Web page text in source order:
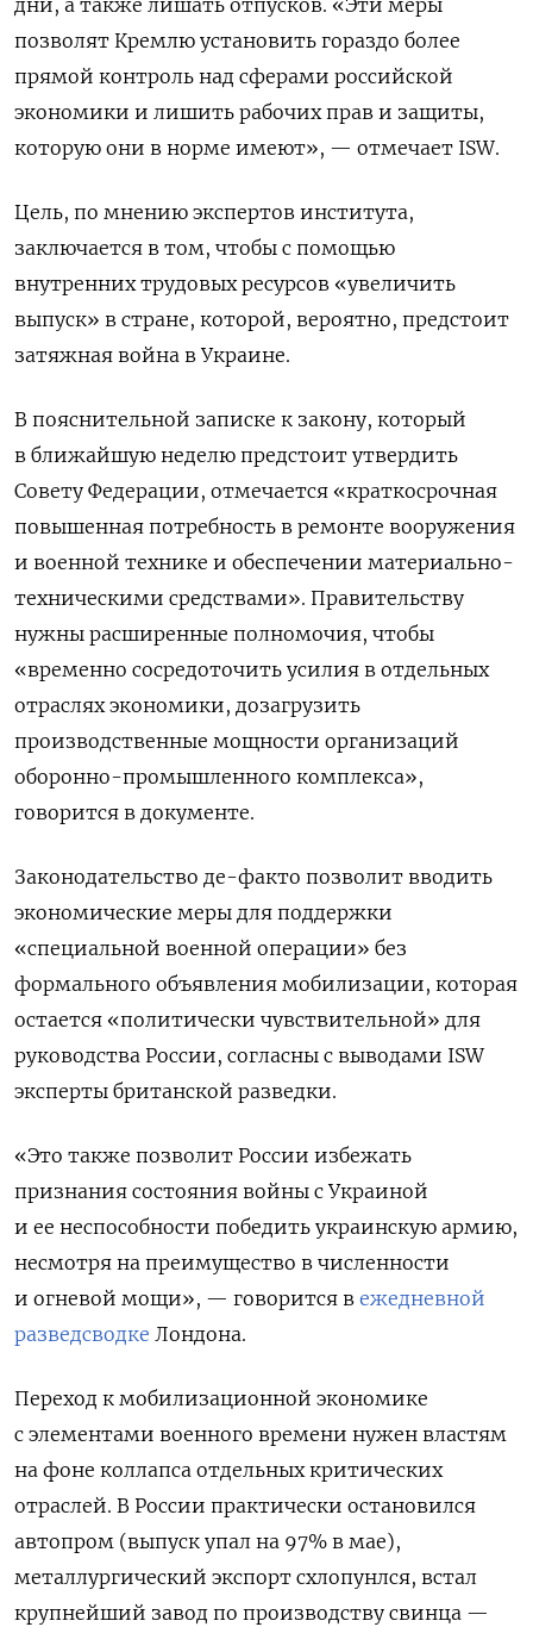
дни, а также лишать отпусков. «Эти меры
позволят Кремлю установить гораздо более
прямой контроль над сферами российской
экономики и лишить рабочих прав и защиты,
которую они в норме имеют», — отмечает ISW.
Цель, по мнению экспертов института,
заключается в том, чтобы с помощью
внутренних трудовых ресурсов «увеличить
выпуск» в стране, которой, вероятно, предстоит
затяжная война в Украине.
В пояснительной записке к закону, который
в ближайшую неделю предстоит утвердить
Совету Федерации, отмечается «краткосрочная
повышенная потребность в ремонте вооружения
и военной технике и обеспечении материально-
техническими средствами». Правительству
нужны расширенные полномочия, чтобы
«временно сосредоточить усилия в отдельных
отраслях экономики, дозагрузить
производственные мощности организаций
оборонно-промышленного комплекса»,
говорится в документе.
Законодательство де-факто позволит вводить
экономические меры для поддержки
«специальной военной операции» без
формального объявления мобилизации, которая
остается «политически чувствительной» для
руководства России, согласны с выводами ISW
эксперты британской разведки.
«Это также позволит России избежать
признания состояния войны с Украиной
и ее неспособности победить украинскую армию,
несмотря на преимущество в численности
и огневой мощи», — говорится в ежедневной
разведсводке Лондона.
Переход к мобилизационной экономике
с элементами военного времени нужен властям
на фоне коллапса отдельных критических
отраслей. В России практически остановился
автопром (выпуск упал на 97% в мае),
металлургический экспорт схлопунлся, встал
крупнейший завод по производству свинца —